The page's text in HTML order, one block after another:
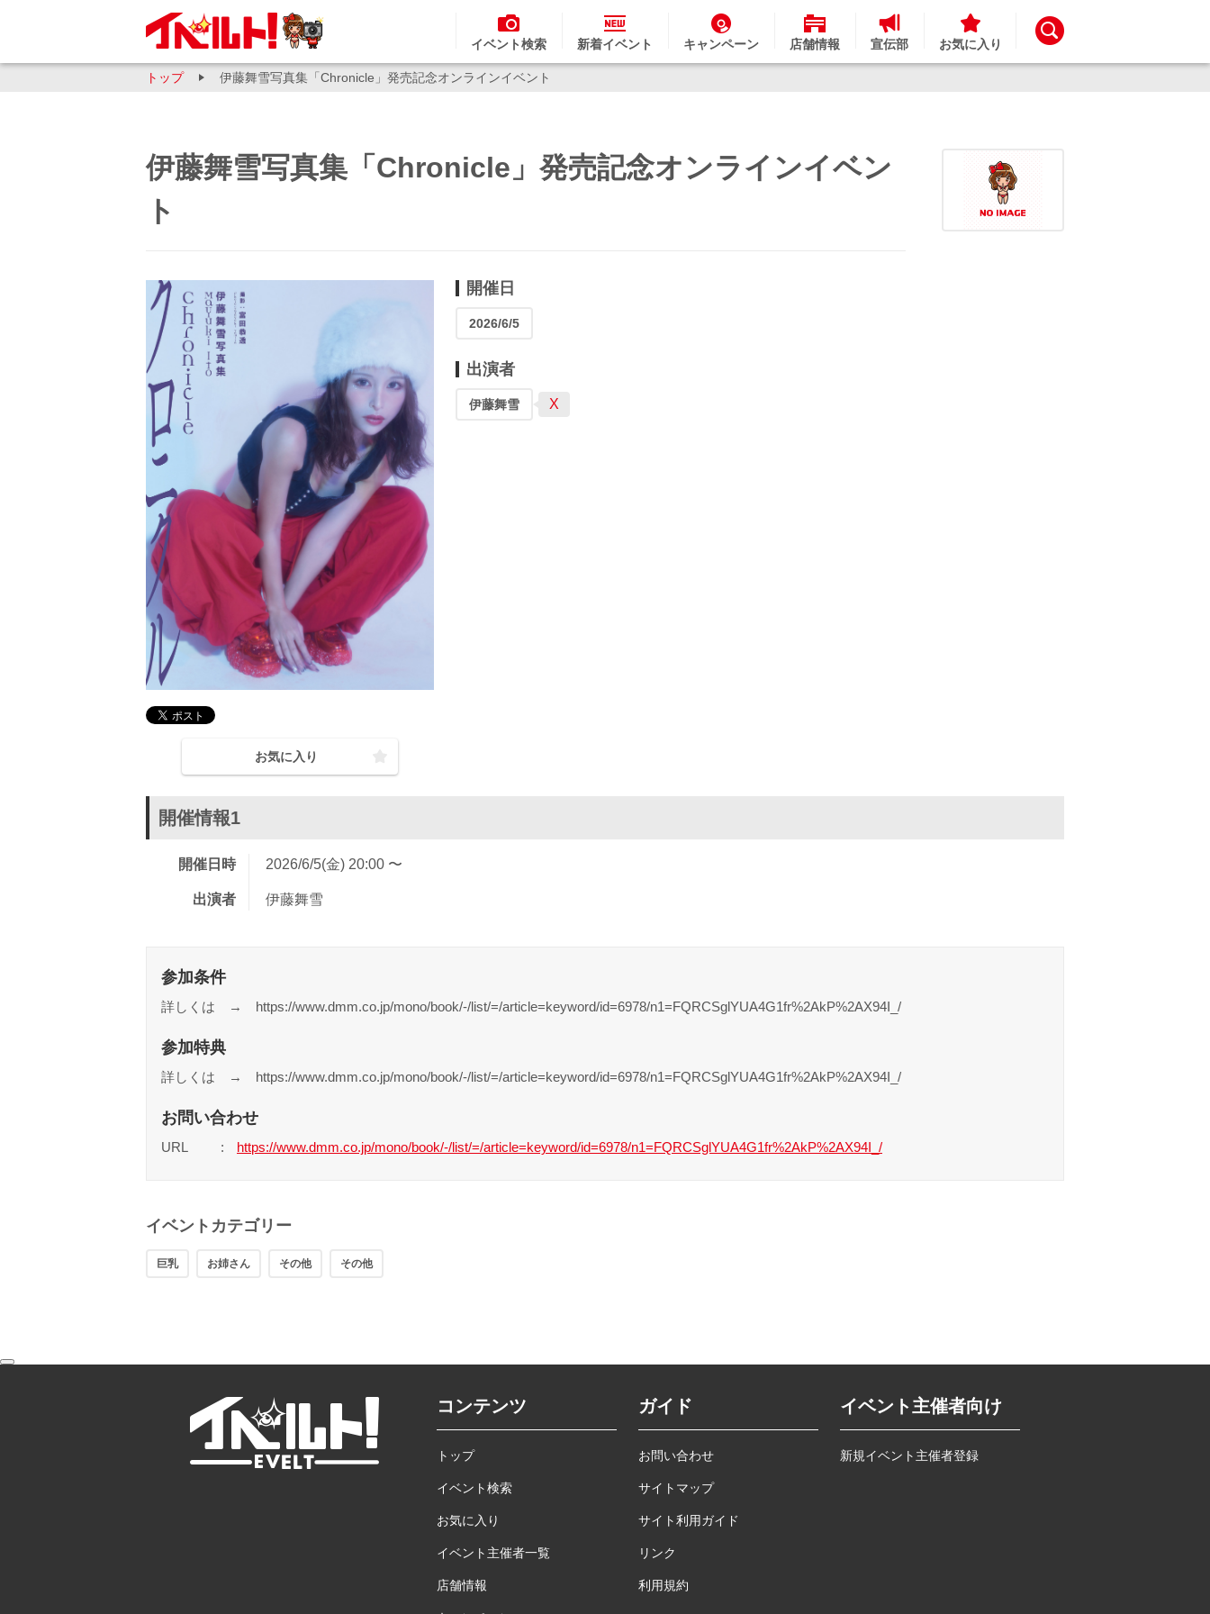
イベント検索 新着イベント キャンペーン 店舗情報 宣伝部 お気に入り
トップ 伊藤舞雪写真集「Chronicle」発売記念オンラインイベント
伊藤舞雪写真集「Chronicle」発売記念オンラインイベン
ト
お気に入り
開催日
2026/6/5
出演者
伊藤舞雪 X
開催情報1
開催日時 2026/6/5(金) 20:00 〜
出演者 伊藤舞雪
参加条件
詳しくは → https://www.dmm.co.jp/mono/book/-/list/=/article=keyword/id=6978/n1=FQRCSglYUA4G1fr%2AkP%2AX94I_/
参加特典
詳しくは → https://www.dmm.co.jp/mono/book/-/list/=/article=keyword/id=6978/n1=FQRCSglYUA4G1fr%2AkP%2AX94I_/
お問い合わせ
URL https://www.dmm.co.jp/mono/book/-/list/=/article=keyword/id=6978/n1=FQRCSglYUA4G1fr%2AkP%2AX94I_/
イベントカテゴリー
巨乳 お姉さん その他 その他
コンテンツ
トップ
イベント検索
お気に入り
イベント主催者一覧
店舗情報
ガイド
お問い合わせ
サイトマップ
サイト利用ガイド
リンク
利用規約
イベント主催者向け
新規イベント主催者登録